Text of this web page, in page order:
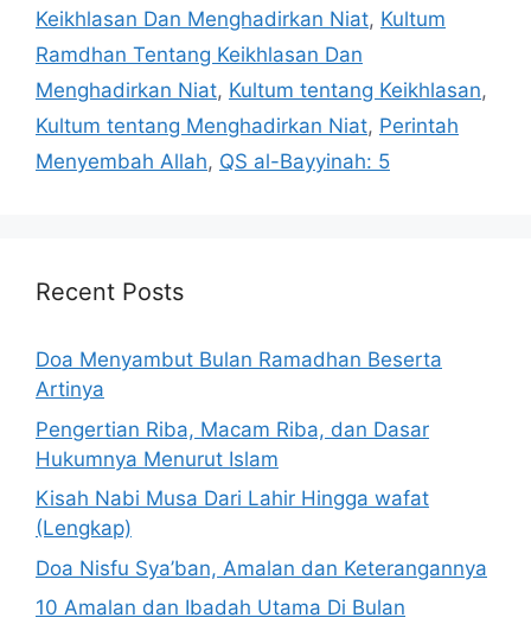
Keikhlasan Dan Menghadirkan Niat, Kultum
Ramdhan Tentang Keikhlasan Dan
Menghadirkan Niat, Kultum tentang Keikhlasan,
Kultum tentang Menghadirkan Niat, Perintah
Menyembah Allah, QS al-Bayyinah: 5
Recent Posts
Doa Menyambut Bulan Ramadhan Beserta
Artinya
Pengertian Riba, Macam Riba, dan Dasar
Hukumnya Menurut Islam
Kisah Nabi Musa Dari Lahir Hingga wafat
(Lengkap)
Doa Nisfu Sya’ban, Amalan dan Keterangannya
10 Amalan dan Ibadah Utama Di Bulan